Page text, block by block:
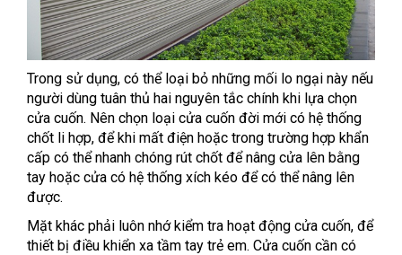
Trong sử dụng, có thể loại bỏ những mối lo ngại này nếu
người dùng tuân thủ hai nguyên tắc chính khi lựa chọn
cửa cuốn. Nên chọn loại cửa cuốn đời mới có hệ thống
chốt li hợp, để khi mất điện hoặc trong trường hợp khẩn
cấp có thể nhanh chóng rút chốt để nâng cửa lên bằng
tay hoặc cửa có hệ thống xích kéo để có thể nâng lên
được.
Mặt khác phải luôn nhớ kiểm tra hoạt động cửa cuốn, để
thiết bị điều khiển xa tầm tay trẻ em. Cửa cuốn cần có